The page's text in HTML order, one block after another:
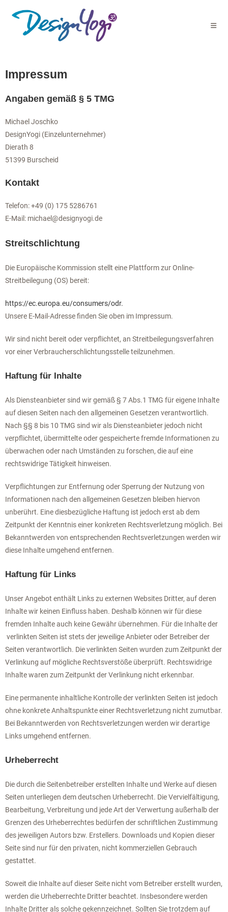
Impressum
Angaben gemäß § 5 TMG
Michael Joschko
DesignYogi (Einzelunternehmer)
Dierath 8
51399 Burscheid
Kontakt
Telefon: +49 (0) 175 5286761
E-Mail: michael@designyogi.de
Streitschlichtung
Die Europäische Kommission stellt eine Plattform zur Online-
Streitbeilegung (OS) bereit:
https://ec.europa.eu/consumers/odr.
Unsere E-Mail-Adresse finden Sie oben im Impressum.
Wir sind nicht bereit oder verpflichtet, an Streitbeilegungsverfahren
vor einer Verbraucherschlichtungsstelle teilzunehmen.
Haftung für Inhalte
Als Diensteanbieter sind wir gemäß § 7 Abs.1 TMG für eigene Inhalte
auf diesen Seiten nach den allgemeinen Gesetzen verantwortlich.
Nach §§ 8 bis 10 TMG sind wir als Diensteanbieter jedoch nicht
verpflichtet, übermittelte oder gespeicherte fremde Informationen zu
überwachen oder nach Umständen zu forschen, die auf eine
rechtswidrige Tätigkeit hinweisen.
Verpflichtungen zur Entfernung oder Sperrung der Nutzung von
Informationen nach den allgemeinen Gesetzen bleiben hiervon
unberührt. Eine diesbezügliche Haftung ist jedoch erst ab dem
Zeitpunkt der Kenntnis einer konkreten Rechtsverletzung möglich. Bei
Bekanntwerden von entsprechenden Rechtsverletzungen werden wir
diese Inhalte umgehend entfernen.
Haftung für Links
Unser Angebot enthält Links zu externen Websites Dritter, auf deren
Inhalte wir keinen Einfluss haben. Deshalb können wir für diese
fremden Inhalte auch keine Gewähr übernehmen. Für die Inhalte der
verlinkten Seiten ist stets der jeweilige Anbieter oder Betreiber der
Seiten verantwortlich. Die verlinkten Seiten wurden zum Zeitpunkt der
Verlinkung auf mögliche Rechtsverstöße überprüft. Rechtswidrige
Inhalte waren zum Zeitpunkt der Verlinkung nicht erkennbar.
Eine permanente inhaltliche Kontrolle der verlinkten Seiten ist jedoch
ohne konkrete Anhaltspunkte einer Rechtsverletzung nicht zumutbar.
Bei Bekanntwerden von Rechtsverletzungen werden wir derartige
Links umgehend entfernen.
Urheberrecht
Die durch die Seitenbetreiber erstellten Inhalte und Werke auf diesen
Seiten unterliegen dem deutschen Urheberrecht. Die Vervielfältigung,
Bearbeitung, Verbreitung und jede Art der Verwertung außerhalb der
Grenzen des Urheberrechtes bedürfen der schriftlichen Zustimmung
des jeweiligen Autors bzw. Erstellers. Downloads und Kopien dieser
Seite sind nur für den privaten, nicht kommerziellen Gebrauch
gestattet.
Soweit die Inhalte auf dieser Seite nicht vom Betreiber erstellt wurden,
werden die Urheberrechte Dritter beachtet. Insbesondere werden
Inhalte Dritter als solche gekennzeichnet. Sollten Sie trotzdem auf